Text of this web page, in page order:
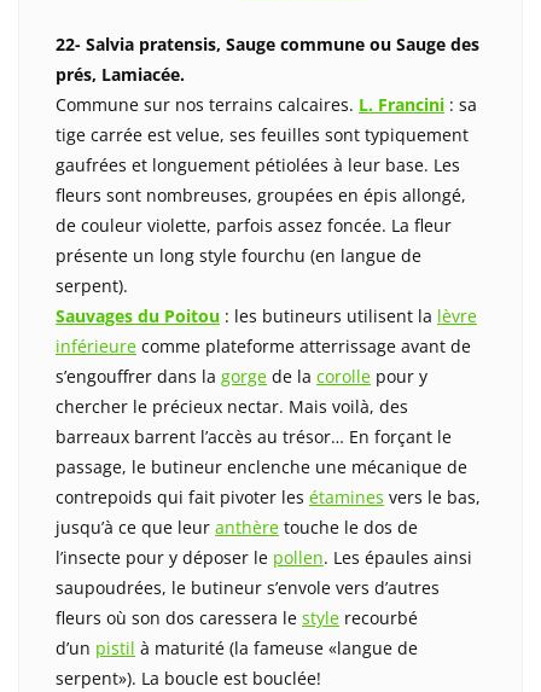
22- Salvia pratensis, Sauge commune ou Sauge des
prés, Lamiacée.
Commune sur nos terrains calcaires. L. Francini : sa
tige carrée est velue, ses feuilles sont typiquement
gaufrées et longuement pétiolées à leur base. Les
fleurs sont nombreuses, groupées en épis allongé,
de couleur violette, parfois assez foncée. La fleur
présente un long style fourchu (en langue de
serpent).
Sauvages du Poitou : les butineurs utilisent la lèvre
inférieure comme plateforme atterrissage avant de
s’engouffrer dans la gorge de la corolle pour y
chercher le précieux nectar. Mais voilà, des
barreaux barrent l’accès au trésor… En forçant le
passage, le butineur enclenche une mécanique de
contrepoids qui fait pivoter les étamines vers le bas,
jusqu’à ce que leur anthère touche le dos de
l’insecte pour y déposer le pollen. Les épaules ainsi
saupoudrées, le butineur s’envole vers d’autres
fleurs où son dos caressera le style recourbé
d’un pistil à maturité (la fameuse «langue de
serpent»). La boucle est bouclée!